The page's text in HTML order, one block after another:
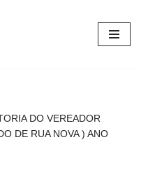
DO VEREADOR
DE RUA NOVA ) ANO